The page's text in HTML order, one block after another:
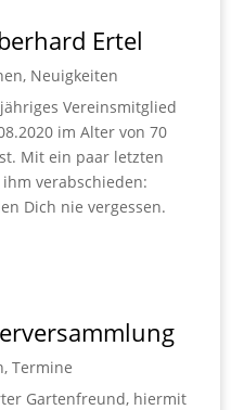
Ertel
, Neuigkeiten
Vereinsmitglied
im Alter von 70
Mit ein paar letzten
verabschieden:
Dich nie vergessen.
, Termine
Gartenfreund, hiermit